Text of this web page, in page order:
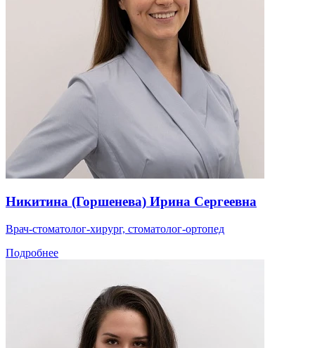
Никитина (Горшенева) Ирина Сергеевна
Врач-стоматолог-хирург, стоматолог-ортопед
Подробнее